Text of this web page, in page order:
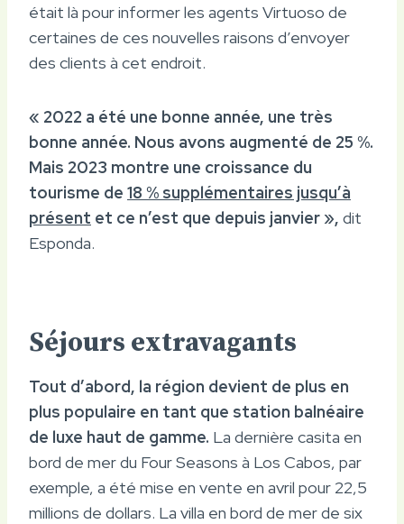
était là pour informer les agents Virtuoso de
certaines de ces nouvelles raisons d’envoyer
des clients à cet endroit.
« 2022 a été une bonne année, une très
bonne année. Nous avons augmenté de 25 %.
Mais 2023 montre une croissance du
tourisme de 18 % supplémentaires jusqu’à
présent et ce n’est que depuis janvier », dit
Esponda.
Séjours extravagants
Tout d’abord, la région devient de plus en
plus populaire en tant que station balnéaire
de luxe haut de gamme. La dernière casita en
bord de mer du Four Seasons à Los Cabos, par
exemple, a été mise en vente en avril pour 22,5
millions de dollars. La villa en bord de mer de six